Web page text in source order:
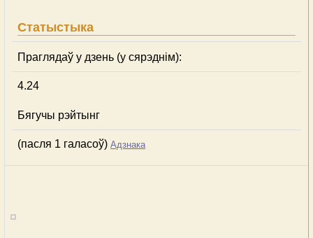
Статыстыка
Праглядаў у дзень (у сярэднім):
4.24
Бягучы рэйтынг
(пасля 1 галасоў) Адзнака